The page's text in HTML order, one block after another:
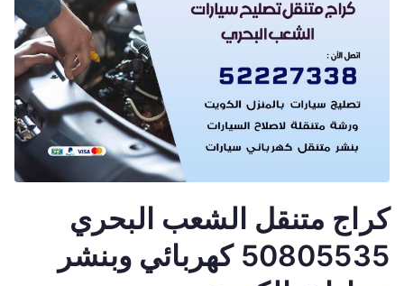
كراج متنقل الشعب البحري
50805535 كهربائي وبنشر